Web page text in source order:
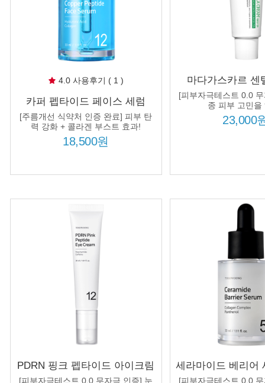
4.0 사용후기 ( 1 )
카퍼 펩타이드 페이스 세럼
33ml 주름 피부 탄력 집중 케어
고함량 99% 순도 카퍼 펩타이
드 함유
[주름개선 식약처 인증 완료] 피부 탄
력 강화 + 콜라겐 부스트 효과!
18,500원
마다가스카르 센
50ml 병풀잎수
케어
[피부자극테스트 0.0
종 피부 고민을
23,000
PDRN 핑크 펩타이드 아이크림
30ml 눈가 미백 주름 PDRN
[피부자극테스트 0.0 무자극 인증] 눈
세라마이드 베리어
종 세라마이드 컴
[피부자극테스트 0.0